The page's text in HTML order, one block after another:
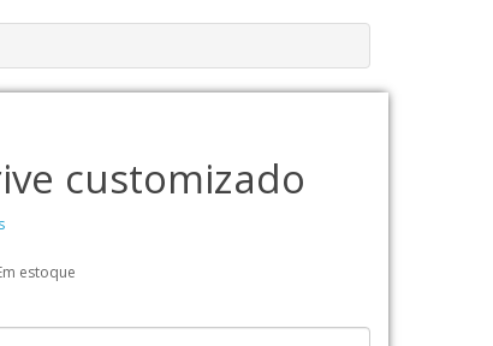
customizado
estoque